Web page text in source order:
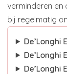
verminderen
bij regelmatig
De’Longhi
De’Longhi
De’Longhi